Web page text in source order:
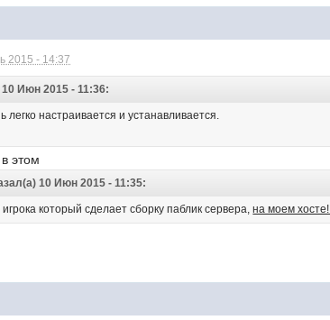
2015 - 14:37
Июн 2015 - 11:36:
легко настраивается и устанавливается.
этом
10 Июн 2015 - 11:35:
который сделает сборку паблик сервера,на моем хосте!